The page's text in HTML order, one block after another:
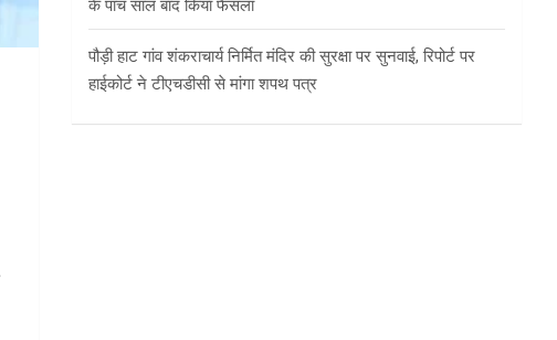
के पांच साल बाद किया फैसला
पौड़ी हाट गांव शंकराचार्य निर्मित मंदिर की सुरक्षा पर सुनवाई, रिपोर्ट पर
हाईकोर्ट ने टीएचडीसी से मांगा शपथ पत्र